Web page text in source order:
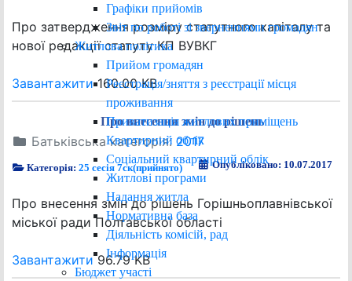
Графіки прийомів
Звіт по роботі зі зверненнями громадян
Житлова політика
Прийом громадян
Реєстрація/зняття з реєстрації місця
проживання
Приватизація житлових приміщень
Квартирний облік
Соціальний квартирний облік
Житлові програми
Надання житла
Нормативна база
Діяльність комісій, рад
Інформація
Бюджет участі
Про затвердження розміру статутного капіталу та
нової редакції статуту КП ВУВКГ
Завантажити160.00 KB
Про внесення змін до рішень
Батьківська категорія: 2017
Категорія:25 сесія 7ск(прийнято) Опубліковано: 10.07.2017
Про внесення змін до рішень Горішньоплавнівської
міської ради Полтавської області
Завантажити96.79 KB